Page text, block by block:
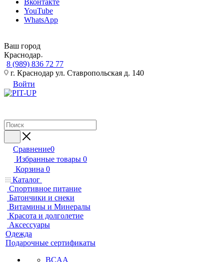
Вконтакте
YouTube
WhatsApp
Ваш город
Краснодар
8 (989) 836 72 77
г. Краснодар ул. Ставропольская д. 140
Войти
Сравнение0
Избранные товары 0
Корзина 0
Каталог
Спортивное питание
Батончики и снеки
Витамины и Минералы
Красота и долголетие
Аксессуары
Одежда
Подарочные сертификаты
BCAA